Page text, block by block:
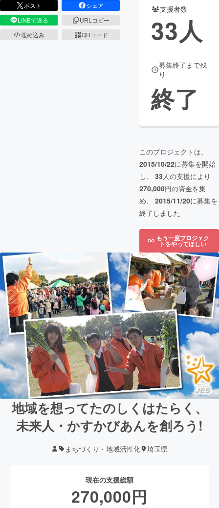
ポスト
シェア
LINEで送る
URLコピー
埋め込み
QRコード
支援者数
33人
募集終了まで残
り
終了
このプロジェクトは、
2015/10/22に募集を開始
し、 33人の支援により
270,000円の資金を集
め、 2015/11/20に募集を
終了しました
もう一度プロジェク
トをやってほしい
地域を想ってたのしくはたらく、
未来人・かすかびあんを創ろう!
まちづくり・地域活性化 埼玉県
現在の支援総額
270,000円